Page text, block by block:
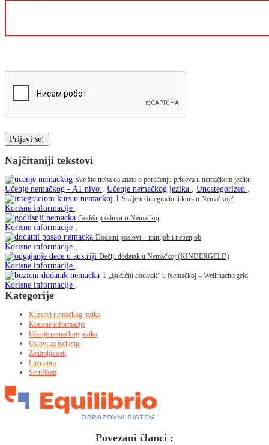
this
empty.
leave
empty.
Najčitaniji tekstovi
Sve što treba da znate o poređenju prideva u nemačkom jeziku
Učenje nemačkog - A1 nivo , Učenje nemačkog jezika , Uncategorized ,
Šta je to integracioni kurs u Nemačkoj?
Korisne informacije ,
Godišnji odmor u Nemačkoj
Korisne informacije ,
Dodatni poslovi – minijob i nebenjob
Korisne informacije ,
Dečiji dodatak u Nemačkoj (KINDERGELD)
Korisne informacije ,
„Božićni dodatak“ u Nemačkoj – Weihnachtsgeld
Korisne informacije ,
Kategorije
Kursevi nemačkog jezika
Korisne informacije
Učenje nemačkog jezika
Uslovi za iseljenje
Zanimljivosti
Literatura
Sertifikati
Povezani članci :